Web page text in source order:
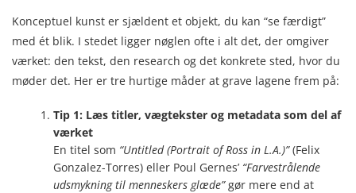
Konceptuel kunst er sjældent et objekt, du kan “se færdigt”
med ét blik. I stedet ligger nøglen ofte i alt det, der omgiver
værket: den tekst, den research og det konkrete sted, hvor du
møder det. Her er tre hurtige måder at grave lagene frem på:
Tip 1: Læs titler, vægtekster og metadata som del af
værket
En titel som “Untitled (Portrait of Ross in L.A.)”(Felix
Gonzalez-Torres) eller Poul Gernes’ “Farvestrålende
udsmykning til menneskers glæde”gør mere end at